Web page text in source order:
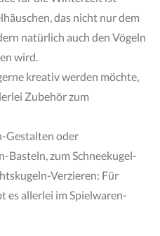
das nicht nur dem
natürlich auch den Vögeln
wird.
kreativ werden möchte,
Zubehör zum
Gestalten oder
Basteln, zum Schneekugel-
Verzieren: Für
es allerlei im Spielwaren-